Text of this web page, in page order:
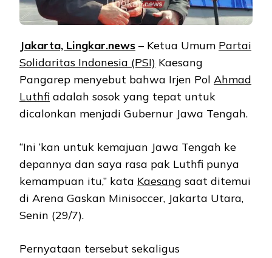
Jakarta, Lingkar.news – Ketua Umum Partai
Solidaritas Indonesia (PSI) Kaesang
Pangarep menyebut bahwa Irjen Pol Ahmad
Luthfi adalah sosok yang tepat untuk
dicalonkan menjadi Gubernur Jawa Tengah.
“Ini ‘kan untuk kemajuan Jawa Tengah ke
depannya dan saya rasa pak Luthfi punya
kemampuan itu,” kata Kaesang saat ditemui
di Arena Gaskan Minisoccer, Jakarta Utara,
Senin (29/7).
Pernyataan tersebut sekaligus